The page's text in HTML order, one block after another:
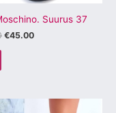
Suurus 37
€45.00
tootelehel.
Sellel